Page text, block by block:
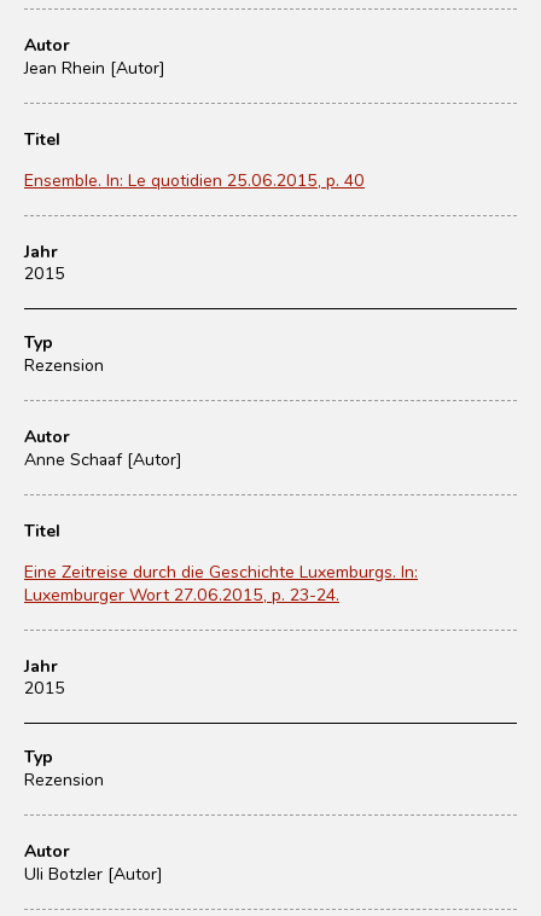
Autor
Jean Rhein [Autor]
Titel
Ensemble. In: Le quotidien 25.06.2015, p. 40
Jahr
2015
Typ
Rezension
Autor
Anne Schaaf [Autor]
Titel
Eine Zeitreise durch die Geschichte Luxemburgs. In:
Luxemburger Wort 27.06.2015, p. 23-24.
Jahr
2015
Typ
Rezension
Autor
Uli Botzler [Autor]